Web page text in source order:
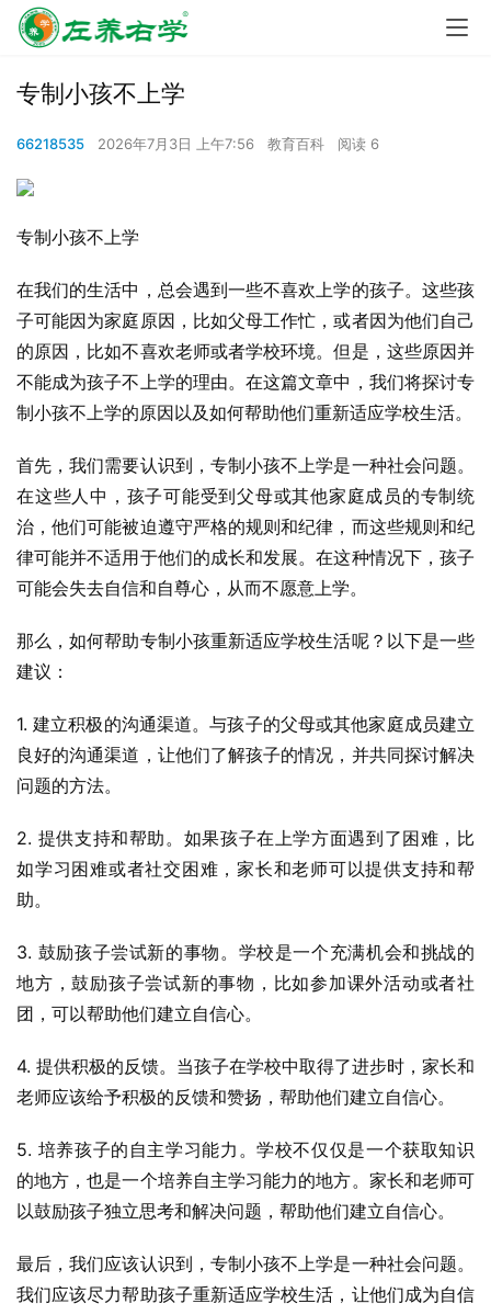
专制小孩不上学
66218535 2026年7月3日 上午7:56 教育百科 阅读 6
专制小孩不上学
在我们的生活中，总会遇到一些不喜欢上学的孩子。这些孩
子可能因为家庭原因，比如父母工作忙，或者因为他们自己
的原因，比如不喜欢老师或者学校环境。但是，这些原因并
不能成为孩子不上学的理由。在这篇文章中，我们将探讨专
制小孩不上学的原因以及如何帮助他们重新适应学校生活。
首先，我们需要认识到，专制小孩不上学是一种社会问题。
在这些人中，孩子可能受到父母或其他家庭成员的专制统
治，他们可能被迫遵守严格的规则和纪律，而这些规则和纪
律可能并不适用于他们的成长和发展。在这种情况下，孩子
可能会失去自信和自尊心，从而不愿意上学。
那么，如何帮助专制小孩重新适应学校生活呢？以下是一些
建议：
1. 建立积极的沟通渠道。与孩子的父母或其他家庭成员建立
良好的沟通渠道，让他们了解孩子的情况，并共同探讨解决
问题的方法。
2. 提供支持和帮助。如果孩子在上学方面遇到了困难，比
如学习困难或者社交困难，家长和老师可以提供支持和帮
助。
3. 鼓励孩子尝试新的事物。学校是一个充满机会和挑战的
地方，鼓励孩子尝试新的事物，比如参加课外活动或者社
团，可以帮助他们建立自信心。
4. 提供积极的反馈。当孩子在学校中取得了进步时，家长和
老师应该给予积极的反馈和赞扬，帮助他们建立自信心。
5. 培养孩子的自主学习能力。学校不仅仅是一个获取知识
的地方，也是一个培养自主学习能力的地方。家长和老师可
以鼓励孩子独立思考和解决问题，帮助他们建立自信心。
最后，我们应该认识到，专制小孩不上学是一种社会问题。
我们应该尽力帮助孩子重新适应学校生活，让他们成为自信